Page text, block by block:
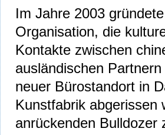
Im Jahre 2003
Organisation, die
Kontakte zwischen
ausländischen
neuer Bürostandort in
Kunstfabrik abgerissen
anrückenden Bulldozer